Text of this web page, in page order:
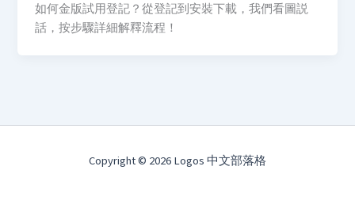
如何金版試用登記？從登記到安裝下載，我們看圖説
話，按步驟詳細解釋流程！
Copyright © 2026 Logos 中文部落格